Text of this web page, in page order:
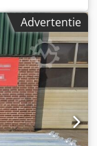
4½" en 5''
3'' 4'' 5'' 6'' en
uit een
prijzen •
Nieuw
Advertentie